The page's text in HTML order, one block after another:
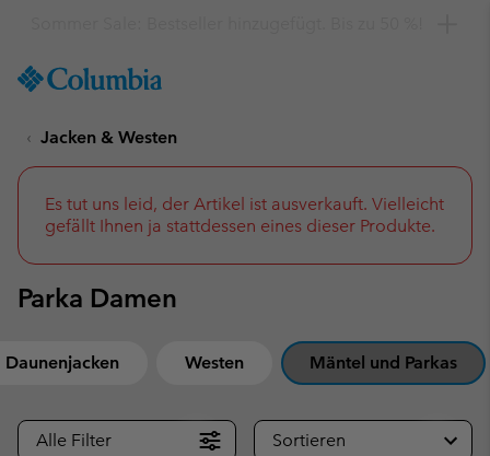
TO
SKIP
NAV
SKIP
TO
SEARCH
Jacken & Westen
Es tut uns leid, der Artikel ist ausverkauft. Vielleicht
gefällt Ihnen ja stattdessen eines dieser Produkte.
Parka Damen
Daunenjacken Westen Mäntel und Parkas
Alle Filter Sortieren